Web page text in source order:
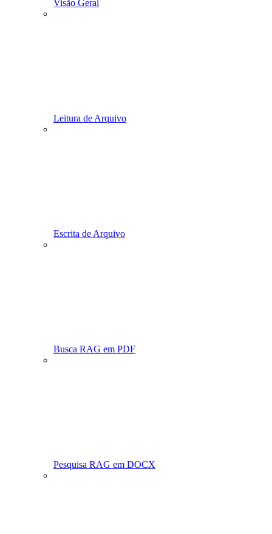
Visão Geral
Leitura de Arquivo
Escrita de Arquivo
Busca RAG em PDF
Pesquisa RAG em DOCX